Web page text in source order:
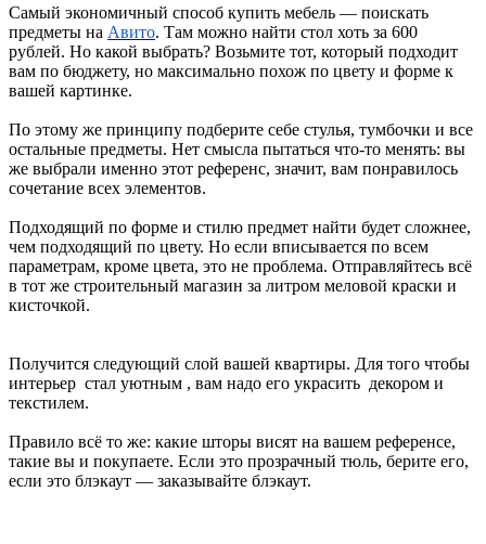
Самый экономичный способ купить мебель — поискать
предметы на Авито. Там можно найти стол хоть за 600
рублей. Но какой выбрать? Возьмите тот, который подходит
вам по бюджету, но максимально похож по цвету и форме к
вашей картинке.
По этому же принципу подберите себе стулья, тумбочки и все
остальные предметы. Нет смысла пытаться что-то менять: вы
же выбрали именно этот референс, значит, вам понравилось
сочетание всех элементов.
Подходящий по форме и стилю предмет найти будет сложнее,
чем подходящий по цвету. Но если вписывается по всем
параметрам, кроме цвета, это не проблема. Отправляйтесь всё
в тот же строительный магазин за литром меловой краски и
кисточкой.
Получится следующий слой вашей квартиры. Для того чтобы
интерьер стал уютным , вам надо его украсить декором и
текстилем.
Правило всё то же: какие шторы висят на вашем референсе,
такие вы и покупаете. Если это прозрачный тюль, берите его,
если это блэкаут — заказывайте блэкаут.